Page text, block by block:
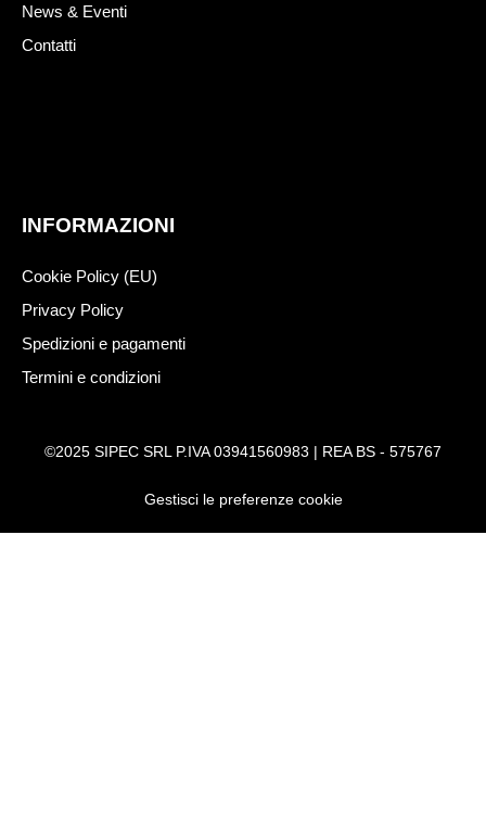
News & Eventi
Contatti
INFORMAZIONI
Cookie Policy (EU)
Privacy Policy
Spedizioni e pagamenti
Termini e condizioni
©2025 SIPEC SRL P.IVA 03941560983 | REA BS - 575767
Gestisci le preferenze cookie